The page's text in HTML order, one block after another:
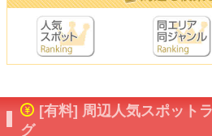
[有料] 周辺人気スポット
グ